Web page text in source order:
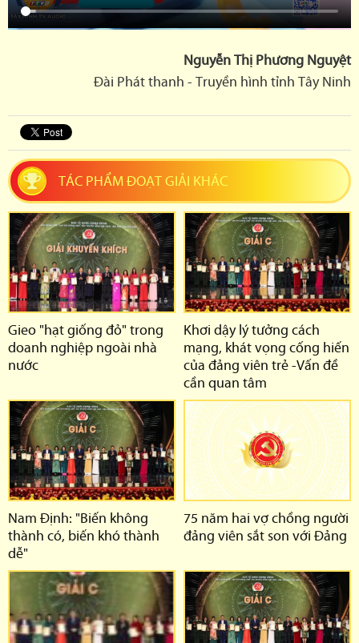
Nguyễn Thị Phương Nguyệt
Đài Phát thanh - Truyền hình tỉnh Tây Ninh
TÁC PHẨM ĐOẠT GIẢI KHÁC
Gieo "hạt giống đỏ" trong
doanh nghiệp ngoài nhà
nước
Khơi dậy lý tưởng cách
mạng, khát vọng cống hiến
của đảng viên trẻ -Vấn đề
cần quan tâm
Nam Định: "Biến không
thành có, biến khó thành
dễ"
75 năm hai vợ chồng người
đảng viên sắt son với Đảng